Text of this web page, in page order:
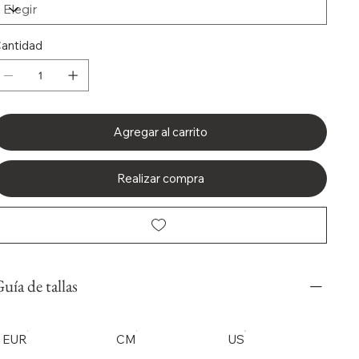
Agregar al carrito
Realizar compra
de tallas
EUR CM US